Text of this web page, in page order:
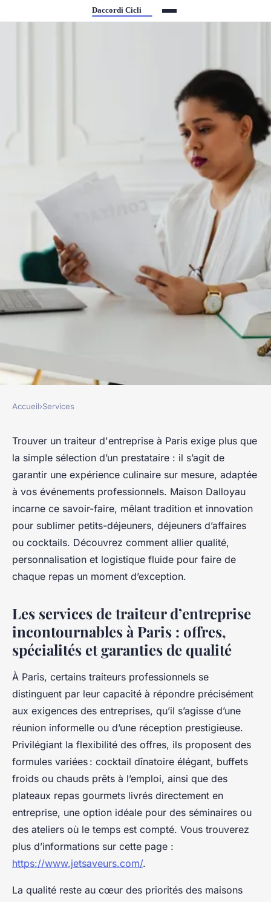
Choisir le bon traiteur
d'entreprise à paris pour vos
événements
Damien• 29 juin 2025•5 min de lecture
Accueil›Services
Trouver un traiteur d'entreprise à Paris exige plus que
la simple sélection d’un prestataire : il s’agit de
garantir une expérience culinaire sur mesure, adaptée
à vos événements professionnels. Maison Dalloyau
incarne ce savoir-faire, mêlant tradition et innovation
pour sublimer petits-déjeuners, déjeuners d’affaires
ou cocktails. Découvrez comment allier qualité,
personnalisation et logistique fluide pour faire de
chaque repas un moment d’exception.
Les services de traiteur d’entreprise
incontournables à Paris : offres,
spécialités et garanties de qualité
À Paris, certains traiteurs professionnels se
distinguent par leur capacité à répondre précisément
aux exigences des entreprises, qu’il s’agisse d’une
réunion informelle ou d’une réception prestigieuse.
Privilégiant la flexibilité des offres, ils proposent des
formules variées : cocktail dînatoire élégant, buffets
froids ou chauds prêts à l’emploi, ainsi que des
plateaux repas gourmets livrés directement en
entreprise, une option idéale pour des séminaires ou
des ateliers où le temps est compté. Vous trouverez
plus d’informations sur cette page :
https://www.jetsaveurs.com/.
La qualité reste au cœur des priorités des maisons